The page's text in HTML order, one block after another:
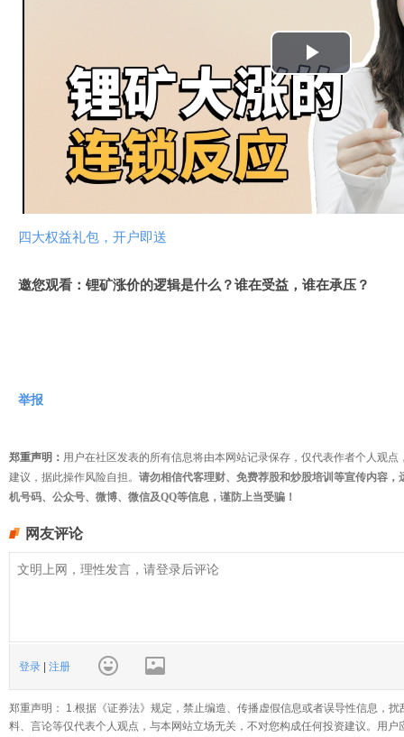
播
放
视
频
四大权益礼包，开户即送
邀您观看：锂矿涨价的逻辑是什么？谁在受益，谁在承压？
举报
郑重声明： 用户在社区发表的所有信息将由本网站记录保存，仅代表作者个人观
建议，据此操作风险自担。 请勿相信代客理财、免费荐股和炒股培训等宣传内容
机号码、公众号、微博、微信及QQ等信息，谨防上当受骗！
网友评论
登录 注册
郑重声明： 1.根据《证券法》规定，禁止编造、传播虚假信息或者误导性信息，
料、言论等仅代表个人观点，与本网站立场无关，不对您构成任何投资建议。用